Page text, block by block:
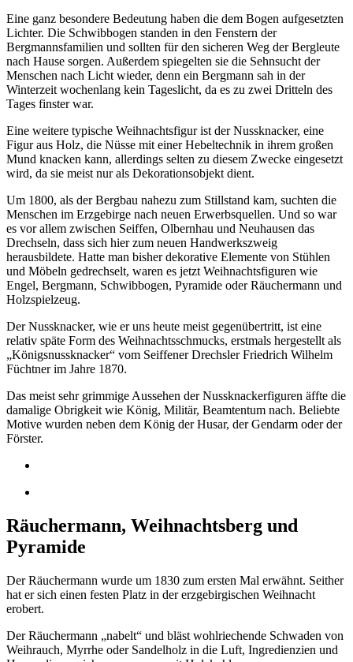
Eine ganz besondere Bedeutung haben die dem Bogen aufgesetzten
Lichter. Die Schwibbogen standen in den Fenstern der
Bergmannsfamilien und sollten für den sicheren Weg der Bergleute
nach Hause sorgen. Außerdem spiegelten sie die Sehnsucht der
Menschen nach Licht wieder, denn ein Bergmann sah in der
Winterzeit wochenlang kein Tageslicht, da es zu zwei Dritteln des
Tages finster war.
Eine weitere typische Weihnachtsfigur ist der Nussknacker, eine
Figur aus Holz, die Nüsse mit einer Hebeltechnik in ihrem großen
Mund knacken kann, allerdings selten zu diesem Zwecke eingesetzt
wird, da sie meist nur als Dekorationsobjekt dient.
Um 1800, als der Bergbau nahezu zum Stillstand kam, suchten die
Menschen im Erzgebirge nach neuen Erwerbsquellen. Und so war
es vor allem zwischen Seiffen, Olbernhau und Neuhausen das
Drechseln, dass sich hier zum neuen Handwerkszweig
herausbildete. Hatte man bisher dekorative Elemente von Stühlen
und Möbeln gedrechselt, waren es jetzt Weihnachtsfiguren wie
Engel, Bergmann, Schwibbogen, Pyramide oder Räuchermann und
Holzspielzeug.
Der Nussknacker, wie er uns heute meist gegenübertritt, ist eine
relativ späte Form des Weihnachtsschmucks, erstmals hergestellt als
„Königsnussknacker“ vom Seiffener Drechsler Friedrich Wilhelm
Füchtner im Jahre 1870.
Das meist sehr grimmige Aussehen der Nussknackerfiguren äffte die
damalige Obrigkeit wie König, Militär, Beamtentum nach. Beliebte
Motive wurden neben dem König der Husar, der Gendarm oder der
Förster.
Räuchermann, Weihnachtsberg und
Pyramide
Der Räuchermann wurde um 1830 zum ersten Mal erwähnt. Seither
hat er sich einen festen Platz in der erzgebirgischen Weihnacht
erobert.
Der Räuchermann „nabelt“ und bläst wohlriechende Schwaden von
Weihrauch, Myrrhe oder Sandelholz in die Luft, Ingredienzien und